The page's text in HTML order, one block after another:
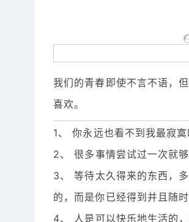
我们的青春即使不言不语，
喜欢。
1、 你永远也看不到我最寂
2、 很多事情尝试过一次就
3、 等待太久得来的东西，
的，而是你已经得到并且随
4、 人是可以快乐地生活的